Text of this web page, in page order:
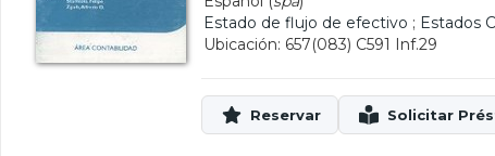
Estado de flujo de efectivo ; Estados
Ubicación: 657(083) C591 Inf.29